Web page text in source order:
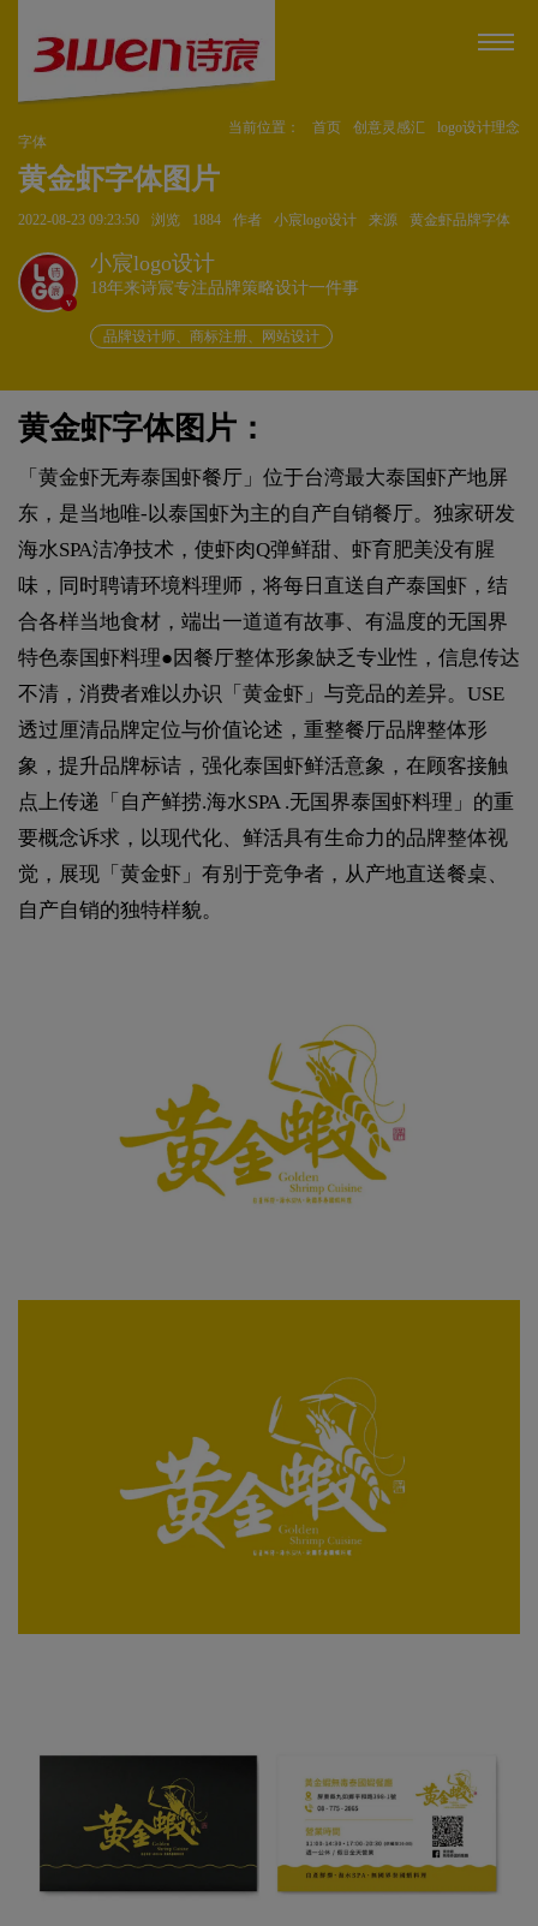
当前位置： 首页 创意灵感汇
logo设计理念
字体
黄金虾字体图片
2022-08-23 09:23:50 浏览 1884 作者 小宸logo设计 来源 黄金虾品牌字体
v
小宸logo设计
18年来诗宸专注品牌策略设计一件事
品牌设计师、商标注册、网站设计
黄金虾字体图片：
「黄金虾无寿泰国虾餐厅」位于台湾最大泰国虾产地屏
东，是当地唯-以泰国虾为主的自产自销餐厅。独家研发
海水SPA洁净技术，使虾肉Q弹鲜甜、虾育肥美没有腥
味，同时聘请环境料理师，将每日直送自产泰国虾，结
合各样当地食材，端出一道道有故事、有温度的无国界
特色泰国虾料理●因餐厅整体形象缺乏专业性，信息传达
不清，消费者难以办识「黄金虾」与竞品的差异。USE
透过厘清品牌定位与价值论述，重整餐厅品牌整体形
象，提升品牌标诘，强化泰国虾鲜活意象，在顾客接触
点上传递「自产鲜捞.海水SPA .无国界泰国虾料理」的重
要概念诉求，以现代化、鲜活具有生命力的品牌整体视
觉，展现「黄金虾」有别于竞争者，从产地直送餐桌、
自产自销的独特样貌。